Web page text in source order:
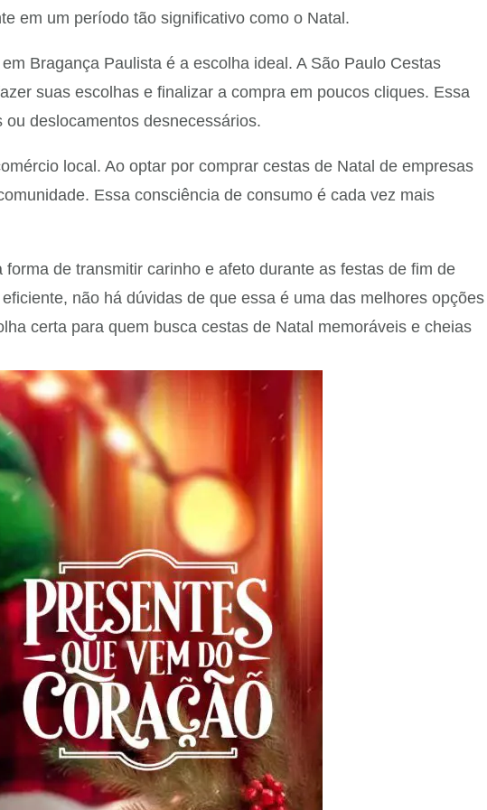
em um período tão significativo como o Natal.
Bragança Paulista é a escolha ideal. A São Paulo Cestas
suas escolhas e finalizar a compra em poucos cliques. Essa
deslocamentos desnecessários.
local. Ao optar por comprar cestas de Natal de empresas
Essa consciência de consumo é cada vez mais
de transmitir carinho e afeto durante as festas de fim de
não há dúvidas de que essa é uma das melhores opções
certa para quem busca cestas de Natal memoráveis e cheias